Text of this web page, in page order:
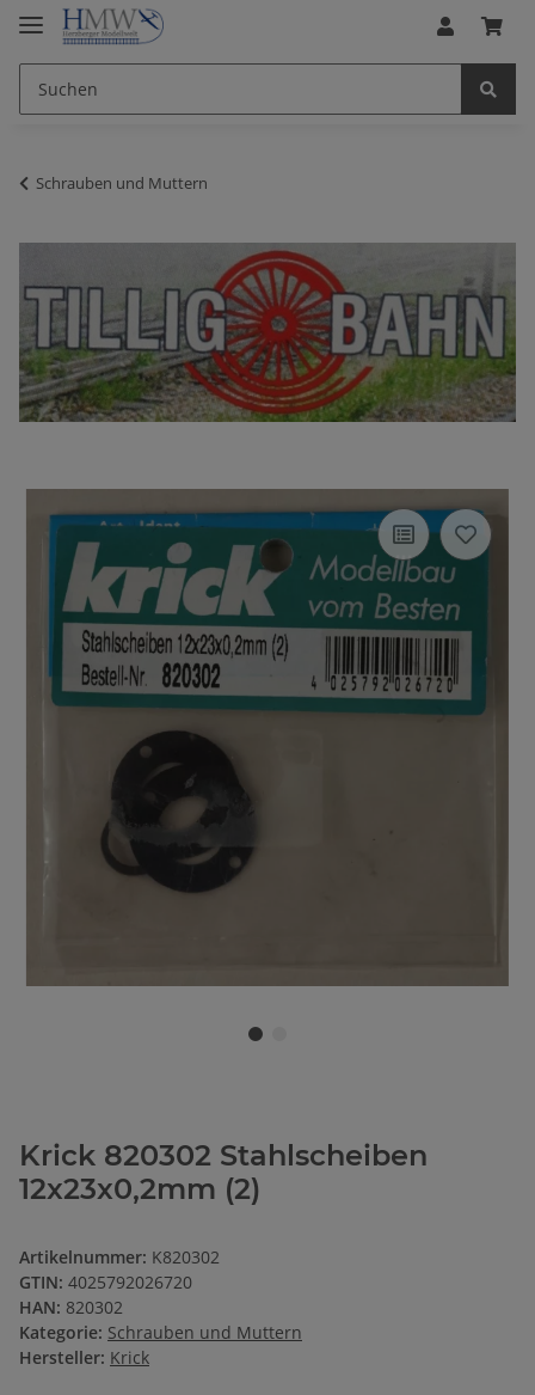
Schrauben und Muttern
Krick 820302 Stahlscheiben
12x23x0,2mm (2)
Artikelnummer: K820302
GTIN: 4025792026720
HAN: 820302
Kategorie: Schrauben und Muttern
Hersteller: Krick